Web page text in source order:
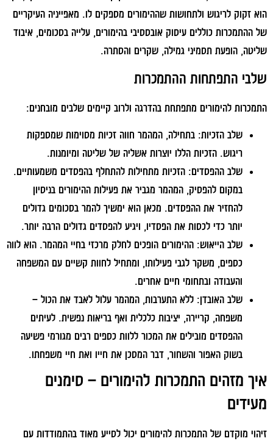
הוא זקוק לריגוש ולתחושות שההימורים מספקים לו. מאפייניה העיקריים
של ההתמכרות כוללים עיסוק אובססיבי בהימורים, עלייה בסכומים, איבוד
שליטה, הופעת תסמיני גמילה, שקרים והסתרה.
שלבי התפתחות ההתמכרות
התמכרות להימורים מתפתחת בהדרגה ולרוב קיימים שלבים מובחנים:
שלב הזכיות: בתחילה, המהמר חווה זכיות מסוימות שמספקות
ריגוש. הזכיות הללו יוצרות אשליה של שליטה ומיומנות.
שלב ההפסדים: הזכיות מתחילות להתחלף בהפסדים משמעותיים.
במקום להפסיק, המהמר מגביר את פעילות ההימורים בניסיון
להחזיר את ההפסדים. מכאן הוא ימשיך להמר בסכומים גדולים
יותר כדי לכסות את הפסדיו, ויגיע להפסדים גדולים הרבה יותר.
שלב הייאוש: ההימורים הופכים לחלק מרכזי בחיי המהמר. הוא לווה
כספים, משקר לגבי פעילותו, ומתחיל לחוות קשיים עם המשפחה
והעבודה ובתחומי חיים אחרים.
שלב האובדן: ללא התערבות, המהמר עלול לאבד את הכול –
משפחה, קריירה, יציבות כלכלית ואף בריאות נפשית. לעיתים
ההפסדים מובילים את המכור ללוות כספים רבים מגורמי פשיעה
בשוק האפור והשחור, דבר המסכן את חייו ואת חיי משפחתו.
איך מזהים התמכרות להימורים – סימנים
מעידים
זיהוי מוקדם של התמכרות להימורים יכול לסייע מאוד בהתמודדות עם